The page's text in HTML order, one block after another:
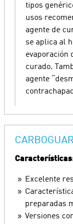
tipos
usos
agente de
se aplica al
evaporación
curado.
agente
Excelente
preparadas
Versiones